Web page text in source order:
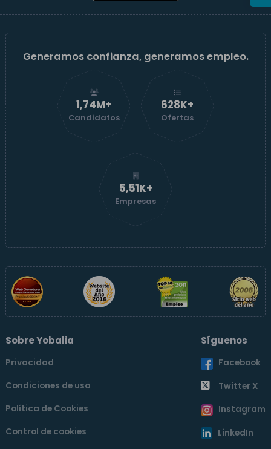
Generamos confianza, generamos empleo.
1,74M+
Candidatos
629K+
Ofertas
5,51K+
Empresas
Sobre Yobalia
Privacidad
Condiciones de uso
Política de Cookies
Control de cookies
Síguenos
Facebook
Twitter X
Instagram
LinkedIn